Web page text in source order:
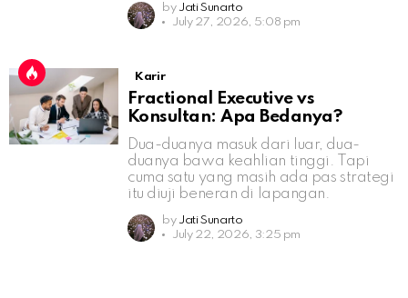
by Jati Sunarto
July 27, 2026, 5:08 pm
Karir
Fractional Executive vs
Konsultan: Apa Bedanya?
Dua-duanya masuk dari luar, dua-
duanya bawa keahlian tinggi. Tapi
cuma satu yang masih ada pas strategi
itu diuji beneran di lapangan.
by Jati Sunarto
July 22, 2026, 3:25 pm